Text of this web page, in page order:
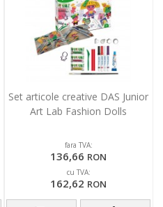
Set articole creative DAS Junior
Art Lab Fashion Dolls
fara TVA:
136,66 RON
cu TVA:
162,62 RON